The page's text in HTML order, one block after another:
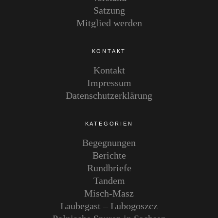
Satzung
Mitglied werden
KONTAKT
Kontakt
Impressum
Datenschutzerklärung
KATEGORIEN
Begegnungen
Berichte
Rundbriefe
Tandem
Misch-Masz
Laubegast – Lubogoszcz